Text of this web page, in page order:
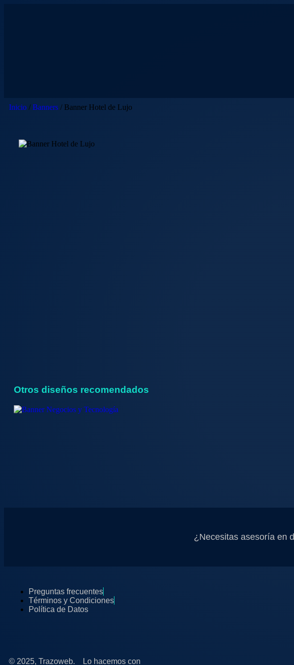
Inicio / Banners / Banner Hotel de Lujo
Otros diseños recomendados
¿Necesitas asesoría en
Preguntas frecuentes
Términos y Condiciones
Política de Datos
© 2025, Trazoweb. Lo hacemos con